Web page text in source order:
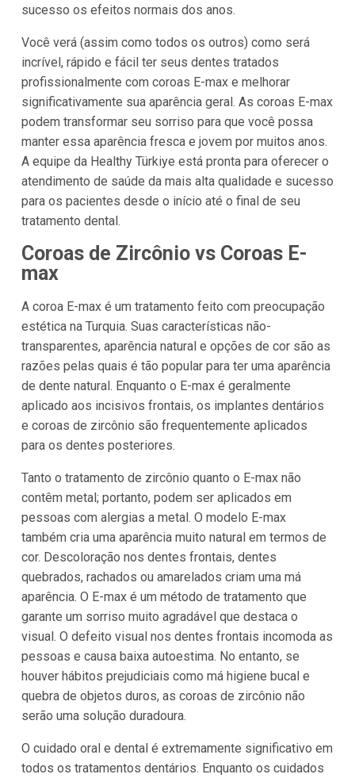
sucesso os efeitos normais dos anos.
Você verá (assim como todos os outros) como será
incrível, rápido e fácil ter seus dentes tratados
profissionalmente com coroas E-max e melhorar
significativamente sua aparência geral. As coroas E-max
podem transformar seu sorriso para que você possa
manter essa aparência fresca e jovem por muitos anos.
A equipe da Healthy Türkiye está pronta para oferecer o
atendimento de saúde da mais alta qualidade e sucesso
para os pacientes desde o início até o final de seu
tratamento dental.
Coroas de Zircônio vs Coroas E-
max
A coroa E-max é um tratamento feito com preocupação
estética na Turquia. Suas características não-
transparentes, aparência natural e opções de cor são as
razões pelas quais é tão popular para ter uma aparência
de dente natural. Enquanto o E-max é geralmente
aplicado aos incisivos frontais, os implantes dentários
e coroas de zircônio são frequentemente aplicados
para os dentes posteriores.
Tanto o tratamento de zircônio quanto o E-max não
contêm metal; portanto, podem ser aplicados em
pessoas com alergias a metal. O modelo E-max
também cria uma aparência muito natural em termos de
cor. Descoloração nos dentes frontais, dentes
quebrados, rachados ou amarelados criam uma má
aparência. O E-max é um método de tratamento que
garante um sorriso muito agradável que destaca o
visual. O defeito visual nos dentes frontais incomoda as
pessoas e causa baixa autoestima. No entanto, se
houver hábitos prejudiciais como má higiene bucal e
quebra de objetos duros, as coroas de zircônio não
serão uma solução duradoura.
O cuidado oral e dental é extremamente significativo em
todos os tratamentos dentários. Enquanto os cuidados